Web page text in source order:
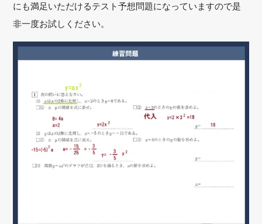
にも満足いただけるテスト予想問題になっていますので是
非一度お試しください。